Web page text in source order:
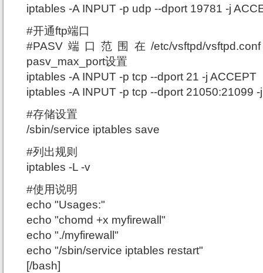
iptables -A INPUT -p udp --dport 19781 -j
#开通ftp端口
#PASV端口范围在/etc/vsftpd/
pasv_max_port设置
iptables -A INPUT -p tcp --dport 21 -j ACCEPT
iptables -A INPUT -p tcp --dport 21050:21099
#存储设置
/sbin/service iptables save
#列出规则
iptables -L -v
#使用说明
echo "Usages:"
echo "chomd +x myfirewall"
echo "./myfirewall"
echo "/sbin/service iptables restart"
[/bash]